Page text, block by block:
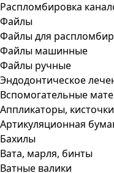
Распломбировка
Файлы
Файлы для
Файлы машинные
Файлы ручные
Эндодонтическое
Вспомогательные
Аппликаторы, кисточки
Артикуляционная
Бахилы
Вата, марля, бинты
Ватные валики